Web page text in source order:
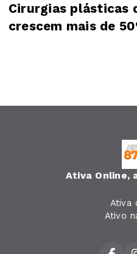
Cirurgias plásticas
crescem mais de
Ativa Online,
Ativa
Ativo